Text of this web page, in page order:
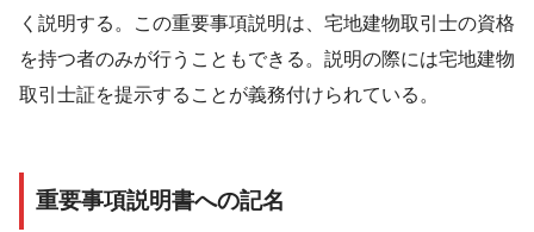
く説明する。この重要事項説明は、宅地建物取引士の資格
を持つ者のみが行うこともできる。説明の際には宅地建物
取引士証を提示することが義務付けられている。
重要事項説明書への記名